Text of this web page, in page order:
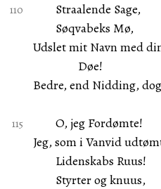
Straalende Sage,
Søqvabeks Mø,
Udslet mit Navn med
Døe!
Bedre, end Nidding,
O, jeg Fordømte!
Jeg, som i Vanvid
Lidenskabs Ruus!
Styrter og knuus,